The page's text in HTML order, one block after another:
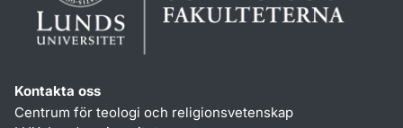
Kontakta oss
Centrum för teologi och religionsvetenskap